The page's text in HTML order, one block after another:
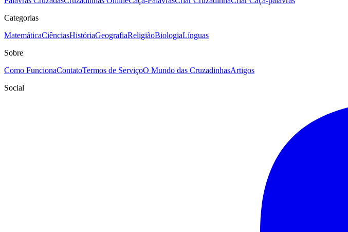
Categorias
MatemáticaCiênciasHistóriaGeografiaReligiãoBiologiaLínguas
Sobre
Como FuncionaContatoTermos de ServiçoO Mundo das CruzadinhasArtigos
Social